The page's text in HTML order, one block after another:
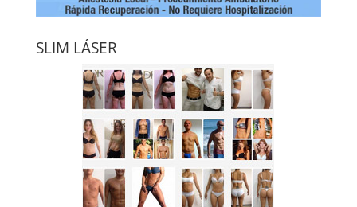
SLIM LÁSER